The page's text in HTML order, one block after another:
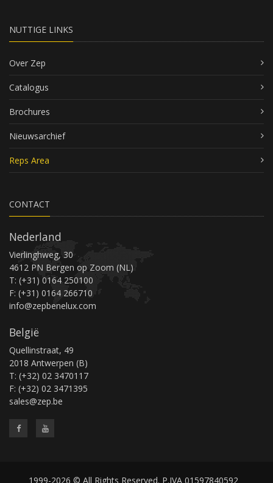
NUTTIGE LINKS
Over Zep
Catalogus
Brochures
Nieuwsarchief
Reps Area
CONTACT
Nederland
Vierlinghweg, 30
4612 PN Bergen op Zoom (NL)
T: (+31) 0164 250100
F: (+31) 0164 266710
info@zepbenelux.com
België
Quellinstraat, 49
2018 Antwerpen (B)
T: (+32) 02 3470117
F: (+32) 02 3471395
sales@zep.be
1999-2026 © All Rights Reserved. P.IVA 01597840592